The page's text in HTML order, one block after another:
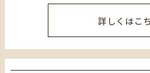
詳しくはこ